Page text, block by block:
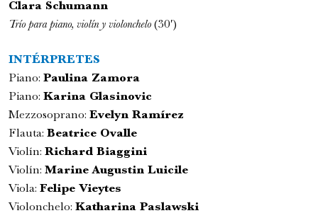
6:00 pm
Clara Schumann
Trío para piano, violín y violonchelo (30′)
INTÉRPRETES
Piano: Paulina Zamora
Piano: Karina Glasinovic
Mezzosoprano: Evelyn Ramírez
Flauta: Beatrice Ovalle
Violín: Richard Biaggini
Violín: Marine Augustin Luicile
Viola: Felipe Vieytes
Violonchelo: Katharina Paslawski